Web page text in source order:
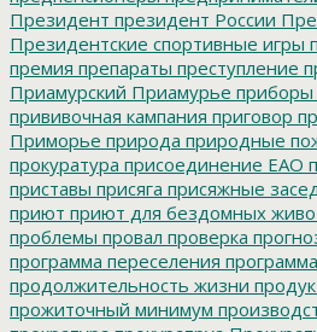
Президент президент России
Президентские спортивные игры
премия препараты преступление
Приамурский Приамурье
прививочная кампания приговор
Приморье природа природные
прокуратура присоединение ЕАО
приставы присяга присяжные
приют приют для бездомных
проблемы провал проверка
программа переселения
продолжительность жизни
прожиточный минимум